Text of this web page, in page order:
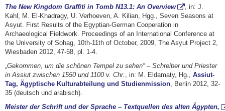
The New Kingdom Graffiti in Tomb N13.1: An Overview
, in: J.
Kahl, M. El-Khadragy, U. Verhoeven, A. Kilian, Hgg., Seven Seasons at
Asyut. First Results of the Egyptian-German Cooperation in
Archaeological Fieldwork. Proceedings of an International Conference at
the University of Sohag, 10th-11th of October, 2009, The Asyut Project 2,
Wiesbaden 2012, 47-58, pl. 1-4.
„Gekommen, um die schönen Tempel zu sehen“ – Schreiber und Priester
in Assiut zwischen 1550 und 1100 v. Chr. , in: M. Eldamaty, Hg., Assiut-
Tag, Ägyptische Kulturabteilung und Studienmission, Berlin 2012, 32-
35 (deutsch und arabisch).
Meister der Schrift und der Sprache – Textquellen des alten Ägypten,